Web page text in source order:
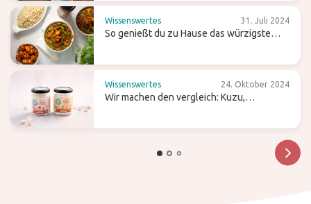
Wissenswertes 31. Juli 2024
So genießt du zu Hause das würzigste
Wissenswertes 24. Oktober 2024
Wir machen den vergleich: Kuzu,